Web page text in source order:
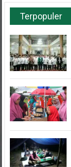
Terpopuler